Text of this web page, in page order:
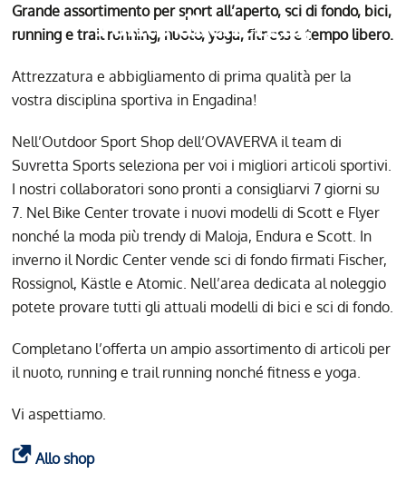
Fonte di energia,
Grande assortimento per sport all’aperto, sci di fondo, bici,
running e trail running, nuoto, yoga, fitness e tempo libero.
Attrezzatura e abbigliamento di prima qualità per la
vostra disciplina sportiva in Engadina!
Nell’Outdoor Sport Shop dell’OVAVERVA il team di
Suvretta Sports seleziona per voi i migliori articoli sportivi.
I nostri collaboratori sono pronti a consigliarvi 7 giorni su
7. Nel Bike Center trovate i nuovi modelli di Scott e Flyer
nonché la moda più trendy di Maloja, Endura e Scott. In
inverno il Nordic Center vende sci di fondo firmati Fischer,
Rossignol, Kästle e Atomic. Nell’area dedicata al noleggio
potete provare tutti gli attuali modelli di bici e sci di fondo.
Completano l’offerta un ampio assortimento di articoli per
il nuoto, running e trail running nonché fitness e yoga.
Vi aspettiamo.
Allo shop